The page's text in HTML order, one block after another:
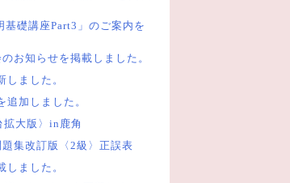
礎講座Part3」のご案内を
お知らせを掲載しました。
ました。
加しました。
大版〉in鹿角
集改訂版〈2級〉正誤表
ました。